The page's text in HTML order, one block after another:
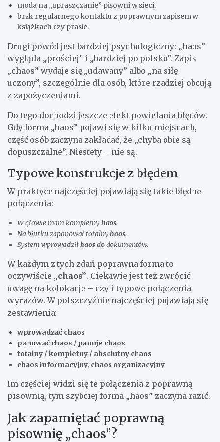
moda na „upraszczanie” pisowni w sieci,
brak regularnego kontaktu z poprawnym zapisem w
książkach czy prasie.
Drugi powód jest bardziej psychologiczny: „haos”
wygląda „prościej” i „bardziej po polsku”. Zapis
„chaos” wydaje się „udawany” albo „na siłę
uczony”, szczególnie dla osób, które rzadziej obcują
z zapożyczeniami.
Do tego dochodzi jeszcze efekt powielania błędów.
Gdy forma „haos” pojawi się w kilku miejscach,
część osób zaczyna zakładać, że „chyba obie są
dopuszczalne”. Niestety – nie są.
Typowe konstrukcje z błędem
W praktyce najczęściej pojawiają się takie błędne
połączenia:
W głowie mam kompletnyhaos.
Na biurku zapanował totalnyhaos.
System wprowadziłhaosdo dokumentów.
W każdym z tych zdań poprawna forma to
oczywiście „chaos”. Ciekawie jest też zwrócić
uwagę na kolokacje – czyli typowe połączenia
wyrazów. W polszczyźnie najczęściej pojawiają się
zestawienia:
wprowadzać chaos
panować chaos / panuje chaos
totalny / kompletny / absolutny chaos
chaos informacyjny, chaos organizacyjny
Im częściej widzi się te połączenia z poprawną
pisownią, tym szybciej forma „haos” zaczyna razić.
Jak zapamiętać poprawną
pisownię „chaos”?